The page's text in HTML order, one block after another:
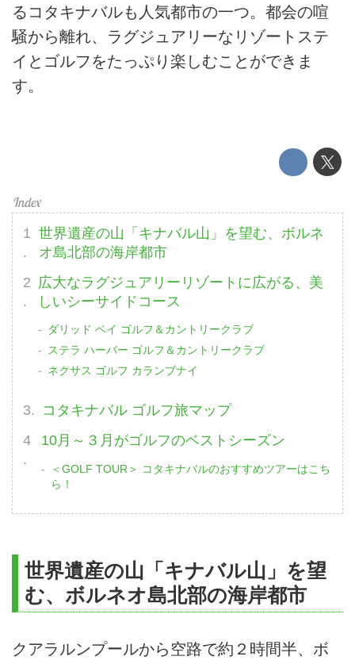
るコタキナバルも人気都市の一つ。都会の喧
騒から離れ、ラグジュアリーなリゾートステ
イとゴルフをたっぷり楽しむことができま
す。
世界遺産の山「キナバル山」を望む、ボルネ
オ島北部の海岸都市
広大なラグジュアリーリゾートに広がる、美
しいシーサイドコース
ダリッド ベイ ゴルフ＆カントリークラブ
ステラ ハーバー ゴルフ＆カントリークラブ
ネクサス ゴルフ カランブナイ
コタキナバル ゴルフ旅マップ
10月～３月がゴルフのベストシーズン
＜GOLF TOUR＞ コタキナバルのおすすめツアーはこち
ら！
世界遺産の山「キナバル山」を望
む、ボルネオ島北部の海岸都市
クアラルンプールから空路で約２時間半、ボ